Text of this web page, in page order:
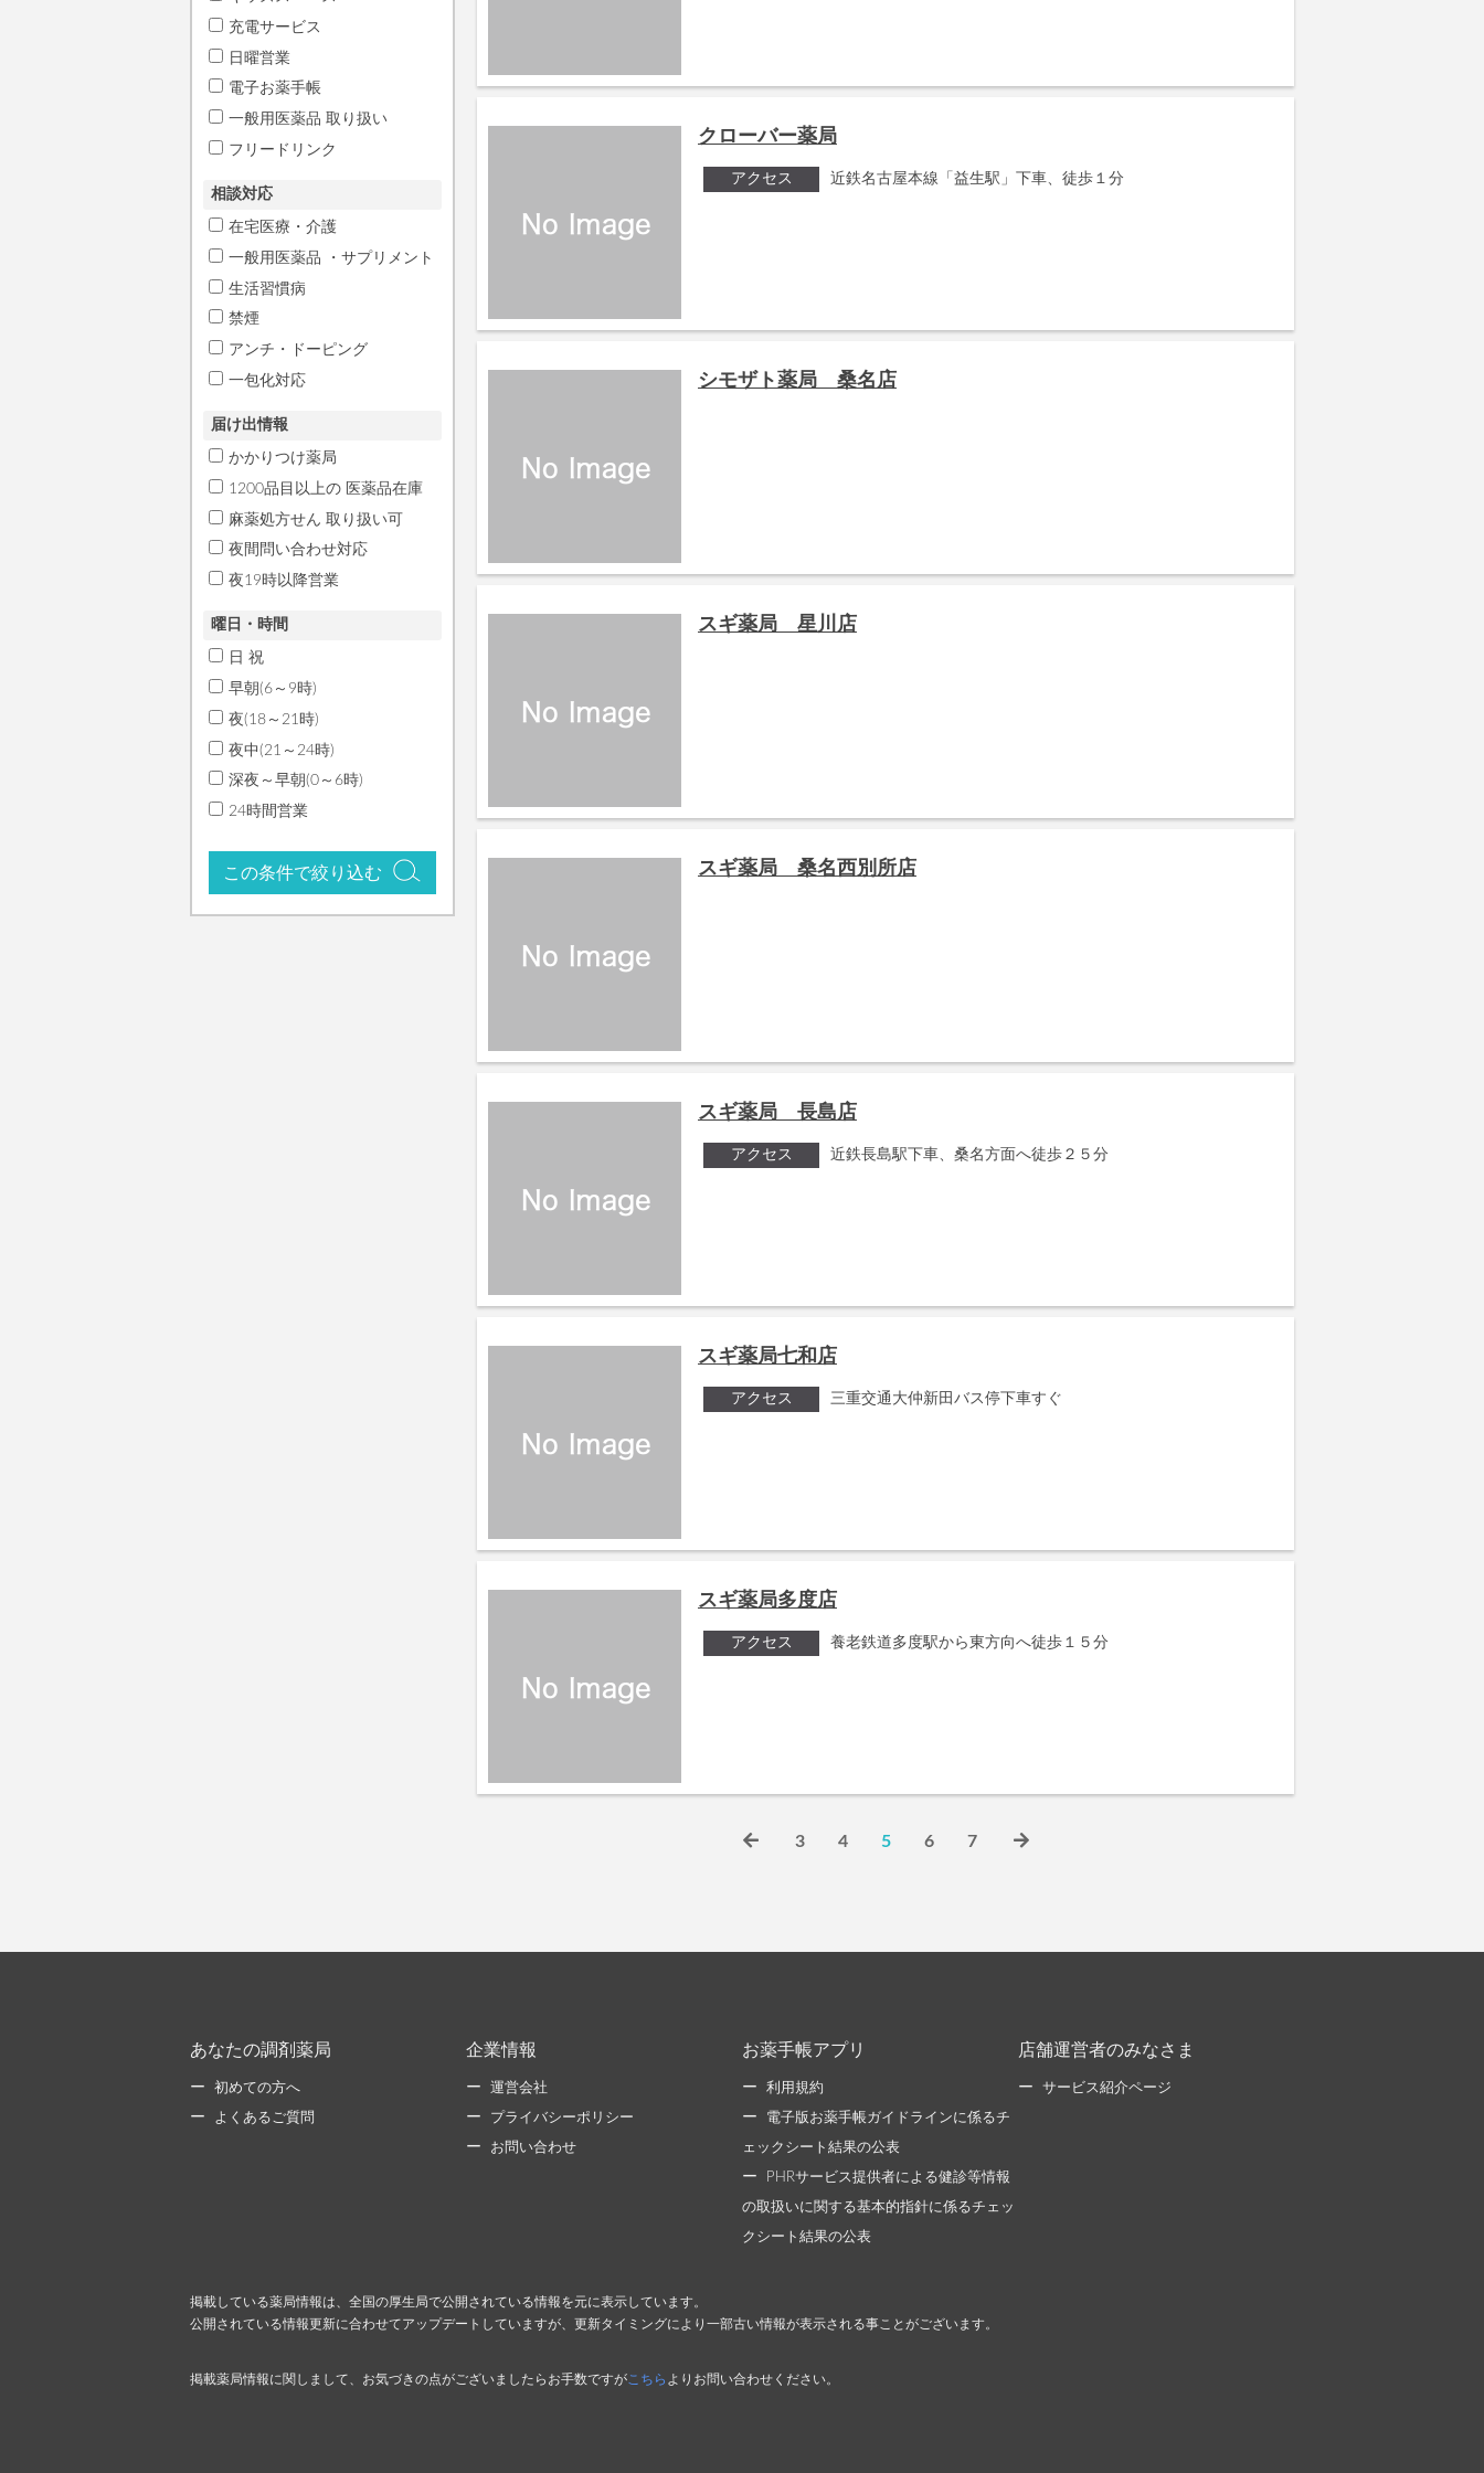
充電サービス
日曜営業
電子お薬手帳
一般用医薬品 取り扱い
フリードリンク
相談対応
在宅医療・介護
一般用医薬品 ・サプリメント
生活習慣病
禁煙
アンチ・ドーピング
一包化対応
届け出情報
かかりつけ薬局
1200品目以上の 医薬品在庫
麻薬処方せん 取り扱い可
夜間問い合わせ対応
夜19時以降営業
曜日・時間
日 祝
早朝(6～9時)
夜(18～21時)
夜中(21～24時)
深夜～早朝(0～6時)
24時間営業
この条件で絞り込む
クローバー薬局
アクセス 近鉄名古屋本線「益生駅」下車、徒歩１分
シモザト薬局 桑名店
スギ薬局 星川店
スギ薬局 桑名西別所店
スギ薬局 長島店
アクセス 近鉄長島駅下車、桑名方面へ徒歩２５分
スギ薬局七和店
アクセス 三重交通大仲新田バス停下車すぐ
スギ薬局多度店
アクセス 養老鉄道多度駅から東方向へ徒歩１５分
3 4 5 6 7
あなたの調剤薬局
初めての方へ
よくあるご質問
企業情報
運営会社
プライバシーポリシー
お問い合わせ
お薬手帳アプリ
利用規約
電子版お薬手帳ガイドラインに係るチ
ェックシート結果の公表
PHRサービス提供者による健診等情報
の取扱いに関する基本的指針に係るチェッ
クシート結果の公表
店舗運営者のみなさま
サービス紹介ページ
掲載している薬局情報は、全国の厚生局で公開されている情報を元に表示しています。
公開されている情報更新に合わせてアップデートしていますが、更新タイミングにより一部古い情報が表示される事ことがございます。
掲載薬局情報に関しまして、お気づきの点がございましたらお手数ですが こちら よりお問い合わせください。